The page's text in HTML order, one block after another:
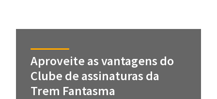
Aproveite as vantagens do
Clube de assinaturas da
Trem Fantasma